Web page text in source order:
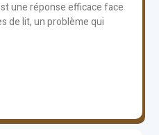
une réponse efficace face
de lit, un problème qui